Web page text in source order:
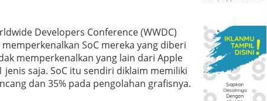
Developers Conference (WWDC)
SoC mereka yang diberi
memperkenalkan yang lain dari Apple
jenis saja. SoC itu sendiri diklaim memiliki
dan 35% pada pengolahan grafisnya.